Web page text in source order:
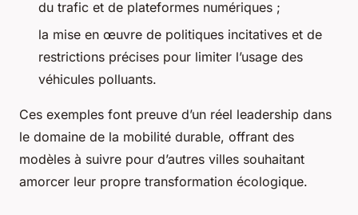
du trafic et de plateformes numériques ;
la mise en œuvre de politiques incitatives et de
restrictions précises pour limiter l’usage des
véhicules polluants.
Ces exemples font preuve d’un réel leadership dans
le domaine de la mobilité durable, offrant des
modèles à suivre pour d’autres villes souhaitant
amorcer leur propre transformation écologique.